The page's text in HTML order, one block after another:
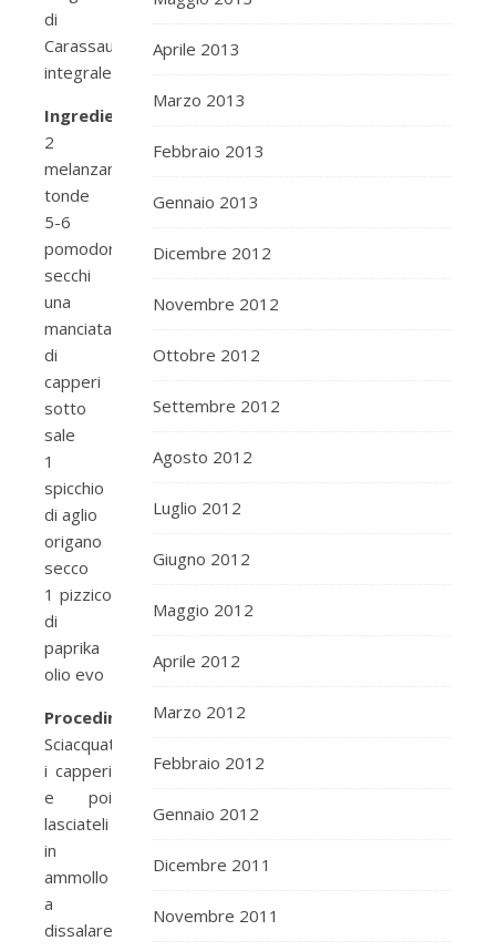
di
Carassau
integrale!
Ingredienti:
2
melanzane
tonde
5-6
pomodorini
secchi
una
manciata
di
capperi
sotto
sale
1
spicchio
di aglio
origano
secco
1 pizzico
di
paprika
olio evo
Procedimento:
Sciacquate
i capperi
e poi
lasciateli
in
ammollo
a
dissalare,
Aprile 2013
Marzo 2013
Febbraio 2013
Gennaio 2013
Dicembre 2012
Novembre 2012
Ottobre 2012
Settembre 2012
Agosto 2012
Luglio 2012
Giugno 2012
Maggio 2012
Aprile 2012
Marzo 2012
Febbraio 2012
Gennaio 2012
Dicembre 2011
Novembre 2011